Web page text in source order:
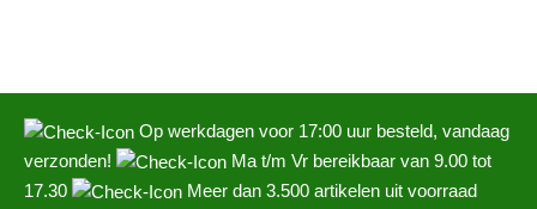
Op werkdagen voor 17:00 uur besteld, vandaag
verzonden!
Ma t/m Vr bereikbaar van 9.00 tot
17.30
Meer dan 3.500 artikelen uit voorraad